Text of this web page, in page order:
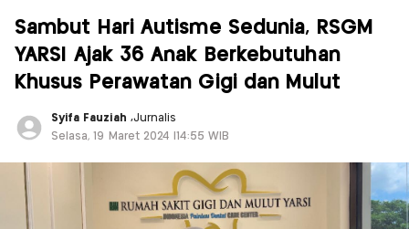
Sambut Hari Autisme Sedunia, RSGM
YARSI Ajak 36 Anak Berkebutuhan
Khusus Perawatan Gigi dan Mulut
Syifa Fauziah ,Jurnalis
Selasa, 19 Maret 2024 |14:55 WIB